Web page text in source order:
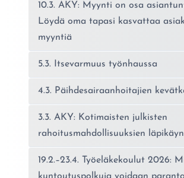
10.3. AKY: Myynti on osa
Löydä oma tapasi kasvattaa
myyntiä
5.3. Itsevarmuus työnhaussa
4.3. Päihdesairaanhoitajien
3.3. AKY: Kotimaisten julkisten
rahoitusmahdollisuuksien
19.2.–23.4. Työeläkekoulut 2026: